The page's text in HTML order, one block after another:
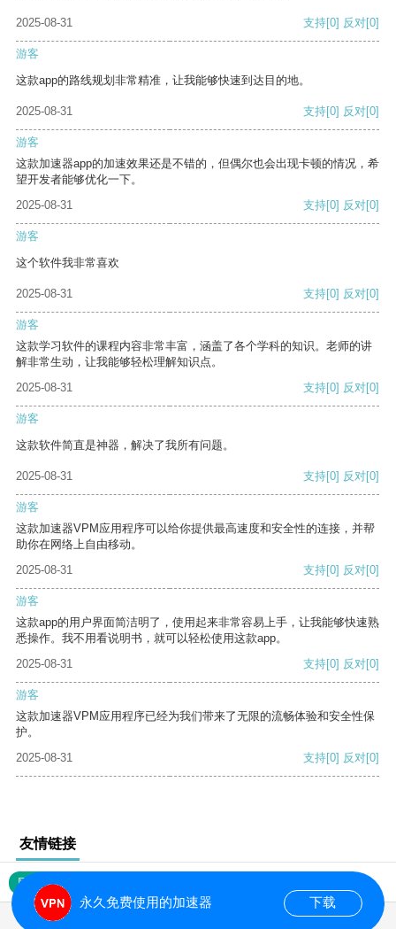
2025-08-31 支持[0] 反对[0]
游客
这款app的路线规划非常精准，让我能够快速到达目的地。
2025-08-31 支持[0] 反对[0]
游客
这款加速器app的加速效果还是不错的，但偶尔也会出现卡顿的情况，希
望开发者能够优化一下。
2025-08-31
支持[0] 反对[0]
游客
这个软件我非常喜欢
2025-08-31 支持[0] 反对[0]
游客
这款学习软件的课程内容非常丰富，涵盖了各个学科的知识。老师的讲
解非常生动，让我能够轻松理解知识点。
2025-08-31
支持[0] 反对[0]
游客
这款软件简直是神器，解决了我所有问题。
2025-08-31 支持[0] 反对[0]
游客
这款加速器VPM应用程序可以给你提供最高速度和安全性的连接，并帮
助你在网络上自由移动。
2025-08-31
支持[0] 反对[0]
游客
这款app的用户界面简洁明了，使用起来非常容易上手，让我能够快速熟
悉操作。我不用看说明书，就可以轻松使用这款app。
2025-08-31
支持[0] 反对[0]
游客
这款加速器VPM应用程序已经为我们带来了无限的流畅体验和安全性保
护。
2025-08-31
支持[0] 反对[0]
友情链接
网站地图
永久免费使用的加速器 下载